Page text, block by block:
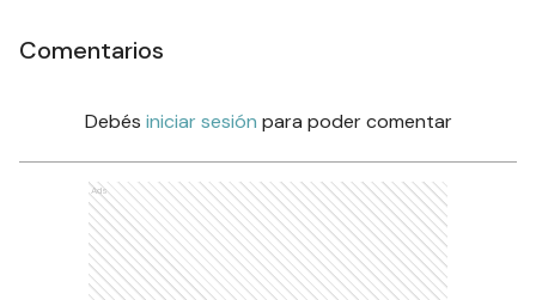
Comentarios
Debés iniciar sesión para poder comentar
Ads